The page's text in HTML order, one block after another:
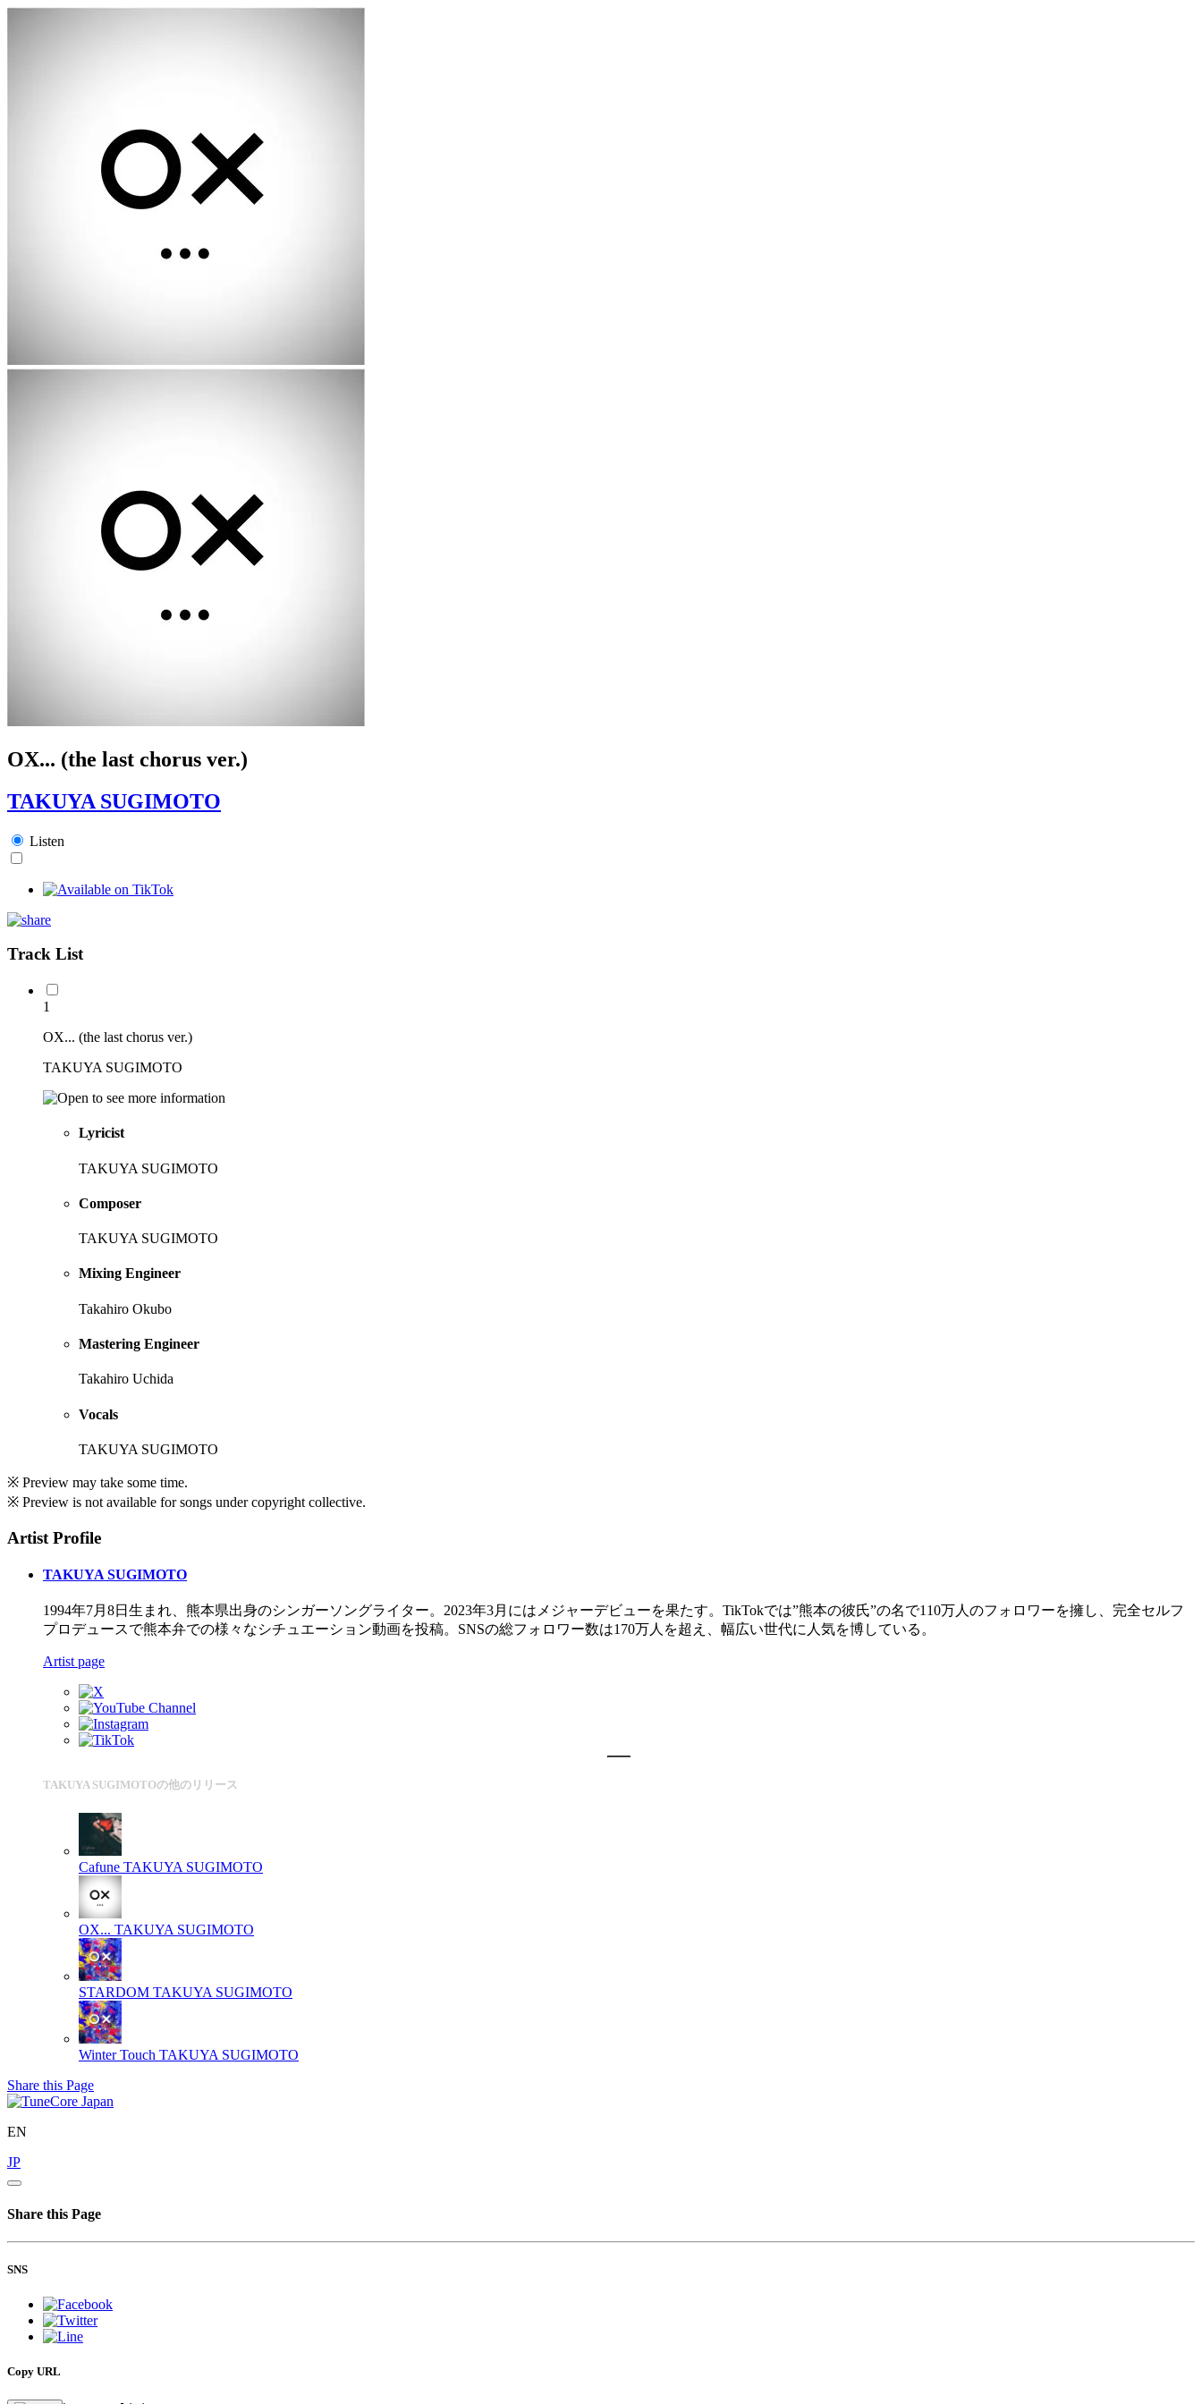
OX... (the last chorus ver.)
TAKUYA SUGIMOTO
Listen
Track List
1
OX... (the last chorus ver.)
TAKUYA SUGIMOTO
Lyricist
TAKUYA SUGIMOTO
Composer
TAKUYA SUGIMOTO
Mixing Engineer
Takahiro Okubo
Mastering Engineer
Takahiro Uchida
Vocals
TAKUYA SUGIMOTO
※ Preview may take some time.
※ Preview is not available for songs under copyright collective.
Artist Profile
TAKUYA SUGIMOTO
1994年7月8日生まれ、熊本県出身のシンガーソングライター。2023年3月にはメジャーデビューを果たす。TikTokでは”熊本の彼氏”の名で110万人のフォロワーを擁し、完全セルフ
プロデュースで熊本弁での様々なシチュエーション動画を投稿。SNSの総フォロワー数は170万人を超え、幅広い世代に人気を博している。
Artist page
TAKUYA SUGIMOTOの他のリリース
Cafune TAKUYA SUGIMOTO
OX... TAKUYA SUGIMOTO
STARDOM TAKUYA SUGIMOTO
Winter Touch TAKUYA SUGIMOTO
Share this Page
EN
JP
Share this Page
SNS
Copy URL